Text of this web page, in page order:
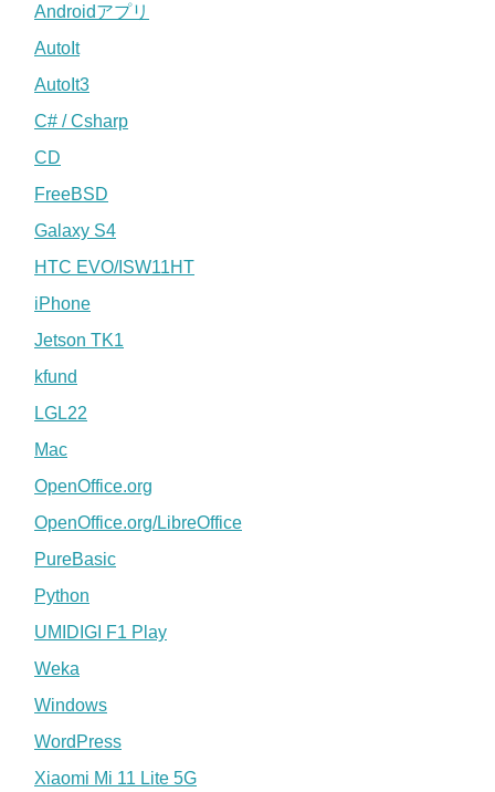
Androidアプリ
AutoIt
AutoIt3
C# / Csharp
CD
FreeBSD
Galaxy S4
HTC EVO/ISW11HT
iPhone
Jetson TK1
kfund
LGL22
Mac
OpenOffice.org
OpenOffice.org/LibreOffice
PureBasic
Python
UMIDIGI F1 Play
Weka
Windows
WordPress
Xiaomi Mi 11 Lite 5G